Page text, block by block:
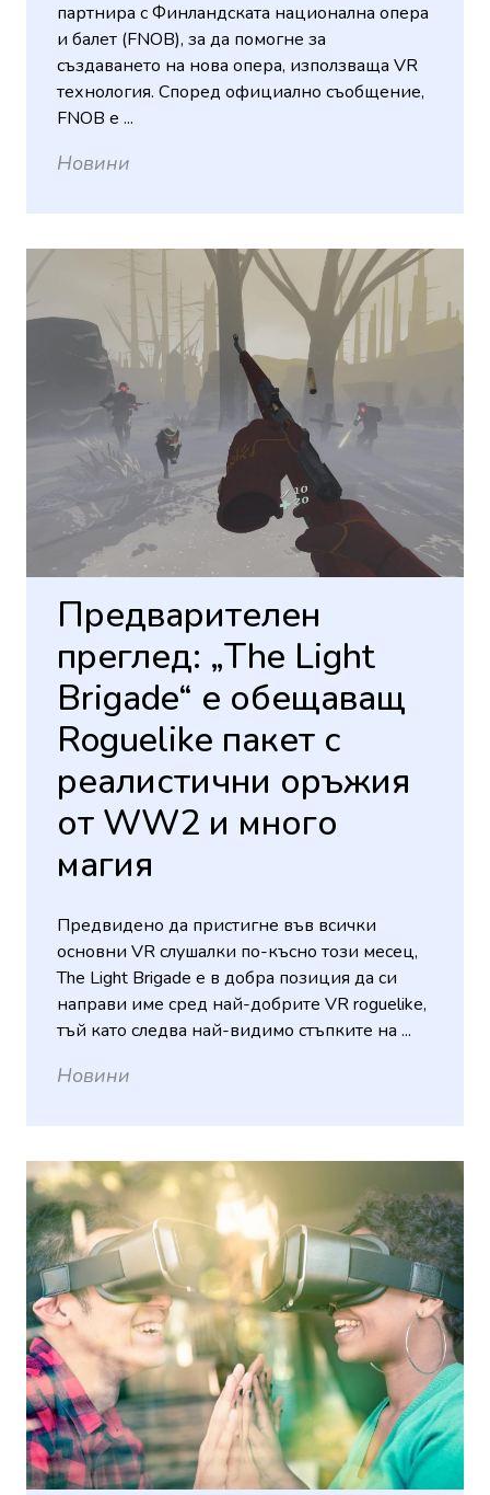
партнира с Финландската национална опера
и балет (FNOB), за да помогне за
създаването на нова опера, използваща VR
технология. Според официално съобщение,
FNOB е ...
Новини
Предварителен
преглед: „The Light
Brigade“ е обещаващ
Roguelike пакет с
реалистични оръжия
от WW2 и много
магия
Предвидено да пристигне във всички
основни VR слушалки по-късно този месец,
The Light Brigade е в добра позиция да си
направи име сред най-добрите VR roguelike,
тъй като следва най-видимо стъпките на ...
Новини